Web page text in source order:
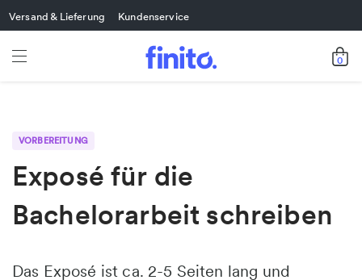
Versand & Lieferung Kundenservice
0
VORBEREITUNG
Exposé für die
Bachelorarbeit schreiben
Das Exposé ist ca. 2-5 Seiten lang und